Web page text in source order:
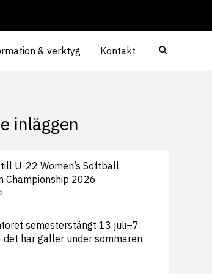
& verktyg Kontakt
inläggen
U-22 Women’s Softball
Championship 2026
semesterstängt 13 juli–7
det här gäller under sommaren